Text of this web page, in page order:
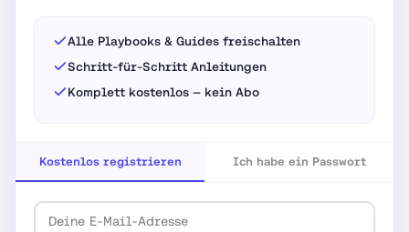
Alle Playbooks & Guides freischalten
Schritt-für-Schritt Anleitungen
Komplett kostenlos — kein Abo
Kostenlos registrieren Ich habe ein Passwort